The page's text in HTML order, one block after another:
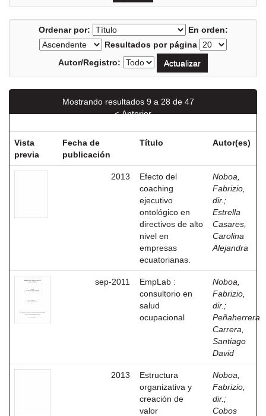
Ordenar por:
En orden:
Resultados por página
Autor/Registro:
Mostrando resultados 9 a 28 de 47
< Anterior
Vista
previa
Fecha de
publicación
Título Autor(es)
2013
Efecto del
coaching
ejecutivo
ontológico en
directivos de alto
nivel en
empresas
ecuatorianas.
Noboa,
Fabrizio,
dir. ;
Estrella
Casares,
Carolina
Alejandra
sep-2011
EmpLab :
consultorio en
salud
ocupacional
Noboa,
Fabrizio,
dir. ;
Peñaherrera
Carrera,
Santiago
David
2013
Estructura
organizativa y
creación de
valor
Noboa,
Fabrizio,
dir. ;
Cobos